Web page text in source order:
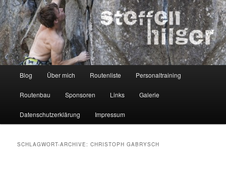
Zum
Inhalt
wechseln
Zum
sekundären
Inhalt
wechselnSteffen Hilger
Kletterer – Routenbauer – Trainer
Blog Über mich Routenliste Personaltraining
Routenbau Sponsoren Links Galerie
Datenschutzerklärung Impressum
SCHLAGWORT-ARCHIVE:CHRISTOPH GABRYSCH